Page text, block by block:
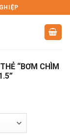
“BƠM CHÌM